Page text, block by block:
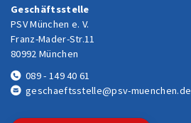
Geschäftsstelle
PSV München e. V.
Franz-Mader-Str.11
80992 München
089 - 149 40 61
geschaeftsstelle@psv-muenchen.de